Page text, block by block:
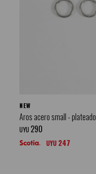
NEW
Aros acero small - plateado
UYU 290
UYU 247